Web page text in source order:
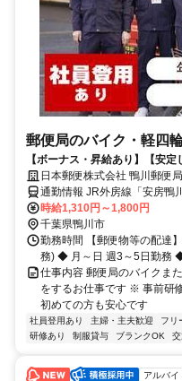
郵便局のバイク・軽四
【ボーナス・昇給あり】【安
ぐお仕事してみませんか？
日本郵便株式会社 鴨川郵便局
通勤情報 JR外房線「安房鴨
時給1,310円～1,800円
千葉県鴨川市
勤務時間 【郵便物等の配達
務) ◆ 月～日 週3～5日勤務
仕事内容 郵便局のバイクま
をするお仕事です ※ 事前研
初めての方も安心です
社員登用あり 主婦・主夫歓迎 フリ
研修あり
制服貸与 ブランクOK
アルバイ